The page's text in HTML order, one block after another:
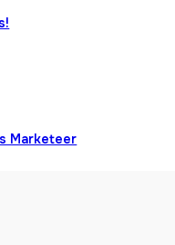
Marketeer